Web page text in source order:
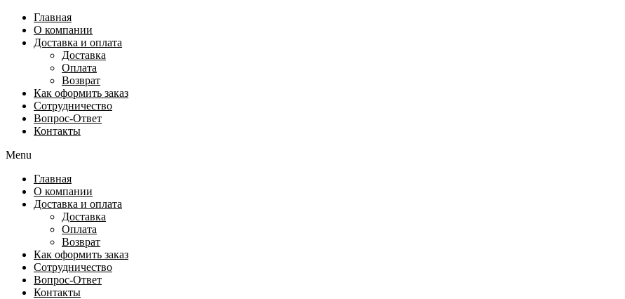
Перейти
содержимому
Главная
О компании
Доставка и оплата
Доставка
Оплата
Возврат
Как оформить заказ
Сотрудничество
Вопрос-Ответ
Контакты
Menu
Главная
О компании
Доставка и оплата
Доставка
Оплата
Возврат
Как оформить заказ
Сотрудничество
Вопрос-Ответ
Контакты